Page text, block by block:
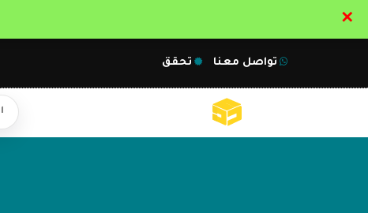
تواصل معنا تحقق
✕